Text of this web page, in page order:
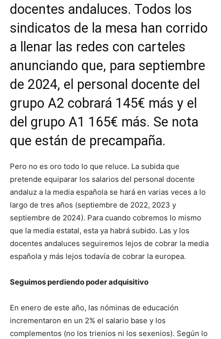
docentes andaluces. Todos los
sindicatos de la mesa han corrido
a llenar las redes con carteles
anunciando que, para septiembre
de 2024, el personal docente del
grupo A2 cobrará 145€ más y el
del grupo A1 165€ más. Se nota
que están de precampaña.
Pero no es oro todo lo que reluce. La subida que
pretende equiparar los salarios del personal docente
andaluz a la media española se hará en varias veces a lo
largo de tres años (septiembre de 2022, 2023 y
septiembre de 2024). Para cuando cobremos lo mismo
que la media estatal, esta ya habrá subido. Las y los
docentes andaluces seguiremos lejos de cobrar la media
española y más lejos todavía de cobrar la europea.
Seguimos perdiendo poder adquisitivo
En enero de este año, las nóminas de educación
incrementaron en un 2% el salario base y los
complementos (no los trienios ni los sexenios). Según lo